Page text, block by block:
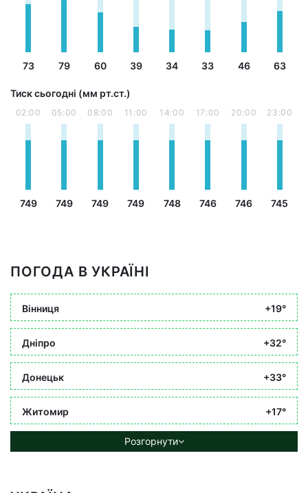
73 79 60 39 34 33 46 63
Тиск сьогодні (мм рт.ст.)
02:00
749
05:00
749
08:00
749
11:00
749
14:00
748
17:00
746
20:00
746
23:00
745
ПОГОДА В УКРАЇНІ
Вінниця +19°
Дніпро +32°
Донецьк +33°
Житомир +17°
Розгорнути